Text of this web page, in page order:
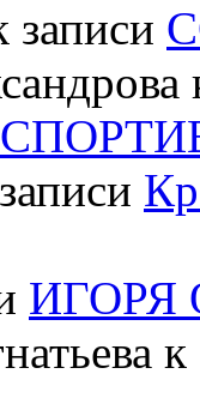
записи
ИГОРЯ
к